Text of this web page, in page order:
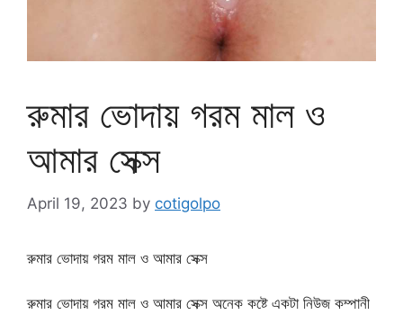
রুমার ভোদায় গরম মাল ও
আমার সেক্স
April 19, 2023 by cotigolpo
রুমার ভোদায় গরম মাল ও আমার সেক্স
রুমার ভোদায় গরম মাল ও আমার সেক্স অনেক কষ্টে একটা নিউজ কম্পানী